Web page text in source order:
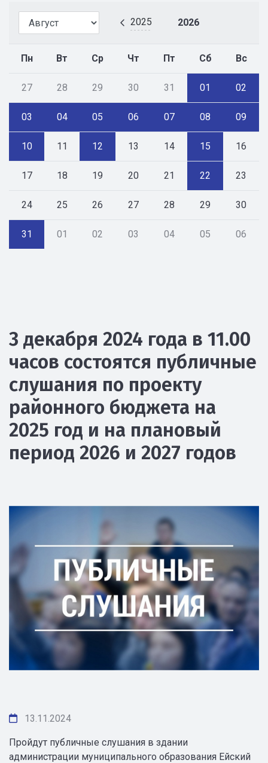
2025 2026
Пн Вт Ср Чт Пт Сб Вс
27 28 29 30 31 01 02
03 04 05 06 07 08 09
10 11 12 13 14 15 16
17 18 19 20 21 22 23
24 25 26 27 28 29 30
31 01 02 03 04 05 06
3 декабря 2024 года в 11.00
часов состоятся публичные
слушания по проекту
районного бюджета на
2025 год и на плановый
период 2026 и 2027 годов
13.11.2024
Пройдут публичные слушания в здании
администрации муниципального образования Ейский